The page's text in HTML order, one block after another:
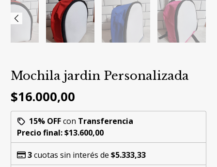
Mochila jardin Personalizada
$16.000,00
15% OFFcon Transferencia
Precio final:$13.600,00
3cuotas sin interés de$5.333,33